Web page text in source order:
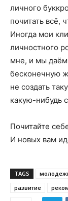
личного
почитать всё,
Иногда мои
личностного
мне, и мы даём
бесконечную
не создать
какую-нибудь
Почитайте
И новых вам
TAGS
развитие